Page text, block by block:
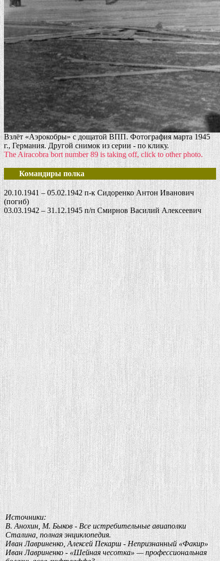
Взлёт «Аэрокобры» с дощатой ВПП. Фотография марта 1945
г., Германия. Другой снимок из серии - по клику.
The Airacobra bort number 89 is taking off, click to other photo.
Командиры полка
20.10.1941 – 05.02.1942 п-к Сидоренко Антон Иванович
(погиб)
03.03.1942 – 31.12.1945 п/п Смирнов Василий Алексеевич
Источники:
В. Анохин, М. Быков - Все истребительные авиаполки
Сталина, полная энциклопедия.
Иван Лавриненко, Алексей Пекарш - Непризнанный «Факир»
Иван Лавриненко - «Шейная чесотка» — профессиональная